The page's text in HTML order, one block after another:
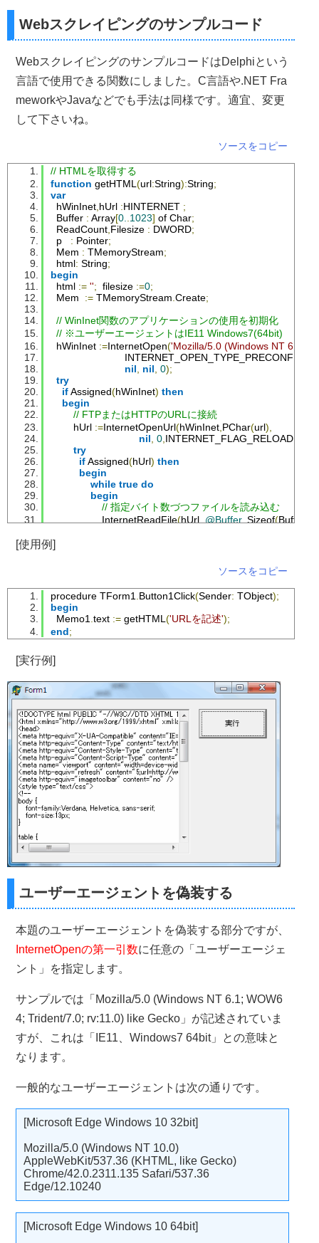
Webスクレイピングのサンプルコード
WebスクレイピングのサンプルコードはDelphiという
言語で使用できる関数にしました。C言語や.NET Fra
meworkやJavaなどでも手法は同様です。適宜、変更
して下さいね。
ソースをコピー
// HTMLを取得する
function getHTML(url:String):String;
var
  hWinInet
,hUrl :HINTERNET ;
Buffer : Array[0..1023] of Char;
ReadCount,Filesize : DWORD;
  p
: Pointer;
Mem : TMemoryStream;
  html
: String;
begin
  html
:= '';
  filesize
:=0;
Mem
:= TMemoryStream.Create;
// WinInet関数のアプリケーションの使用を初期化
// ※ユーザーエージェントはIE11 Windows7(64bit)
  hWinInet
:=InternetOpen('Mozilla/5.0 (Windows NT 6.1;
                          INTERNET_OPEN_TYPE_PRECONFIG
nil, nil, 0);
try
ifAssigned(hWinInet) then
begin
// FTPまたはHTTPのURLに接続
        hUrl
:=InternetOpenUrl(hWinInet,PChar(url),
nil, 0,INTERNET_FLAG_RELOAD
try
ifAssigned(hUrl) then
begin
while true do
begin
// 指定バイト数づつファイルを読み込む
InternetReadFile(hUrl, @Buffer, Sizeof(Buffer
// 読み込んだファイル情報の格納
Filesize := Filesize + ReadCount;
Mem.Write(Buffer,ReadCount );
end
if (Mem.size<>0) then
Mem.Position:=0;
Filesize);
// UTF8をSjisに変換
// html :=Utf8NToSjis(pchar(p)) ;
                      html
:= pchar(p );
finally
FreeMem(p);
end;
end
finally
end;
finally
InternetCloseHandle(hWinInet);
end;
Result := html
end;
[使用例]
ソースをコピー
procedure TForm1.Button1Click(Sender: TObject);
begin
Memo1.text := getHTML('URLを記述');
end;
[実行例]
ユーザーエージェントを偽装する
本題のユーザーエージェントを偽装する部分ですが、
InternetOpenの第一引数に任意の「ユーザーエージェ
ント」を指定します。
サンプルでは「Mozilla/5.0 (Windows NT 6.1; WOW6
4; Trident/7.0; rv:11.0) like Gecko」が記述されていま
すが、これは「IE11、Windows7 64bit」との意味と
なります。
一般的なユーザーエージェントは次の通りです。
[Microsoft Edge Windows 10 32bit]
Mozilla/5.0 (Windows NT 10.0)
AppleWebKit/537.36 (KHTML, like Gecko)
Chrome/42.0.2311.135 Safari/537.36
Edge/12.10240
[Microsoft Edge Windows 10 64bit]